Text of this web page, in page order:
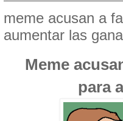
meme acusan a
aumentar las
Meme
para